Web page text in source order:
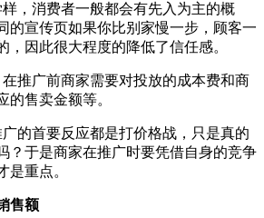
，消费者一般都会有先入为主的概
的宣传页如果你比别家慢一步，顾客一
，因此很大程度的降低了信任感。
推广前商家需要对投放的成本费和商
的售卖金额等。
的首要反应都是打价格战，只是真的
？于是商家在推广时要凭借自身的竞争
是重点。
售额